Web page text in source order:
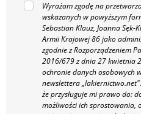
Wyrażam zgodę na
wskazanych w powyższym
Sebastian Klauz, Joanna Sęk-
Armii Krajowej 86 jako
zgodnie z Rozporządzeniem
2016/679 z dnia 27 kwietnia
ochronie danych osobowych
newslettera „lakiernictwo.net".
że przysługuje mi prawo do:
możliwości ich sprostowania,